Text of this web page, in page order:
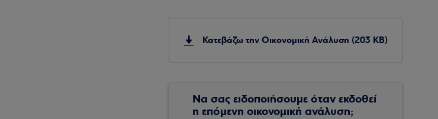
Κατεβάζω την Οικονομική Ανάλυση (203 KB)
Να σας ειδοποιήσουμε όταν εκδοθεί
η επόμενη οικονομική ανάλυση;